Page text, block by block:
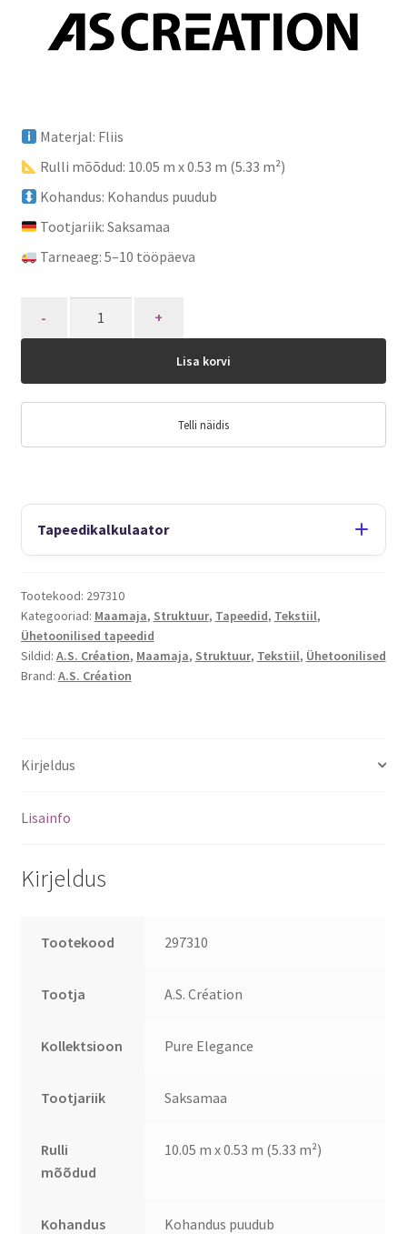
Materjal: Fliis
Rulli mõõdud: 10.05 m x 0.53 m (5.33 m²)
Kohandus: Kohandus puudub
Tootjariik: Saksamaa
Tarneaeg: 5–10 tööpäeva
Lisa korvi
Telli näidis
Tapeedikalkulaator
Tootekood: 297310
Kategooriad: Maamaja, Struktuur, Tapeedid, Tekstiil,
Ühetoonilised tapeedid
Sildid: A.S. Création, Maamaja, Struktuur, Tekstiil, Ühetoonilised
Brand: A.S. Création
Kirjeldus
Lisainfo
Kirjeldus
Tootekood 297310
Tootja A.S. Création
Kollektsioon Pure Elegance
Tootjariik Saksamaa
Rulli
mõõdud
10.05 m x 0.53 m (5.33 m²)
Kohandus Kohandus puudub